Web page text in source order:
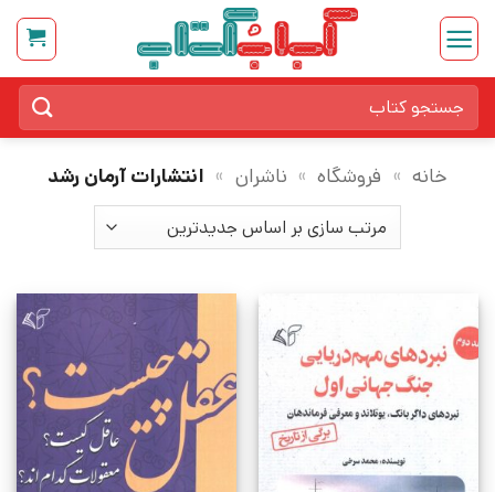
Skip
content
برای:
خانه » فروشگاه » ناشران » انتشارات آرمان رشد